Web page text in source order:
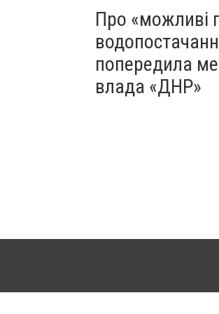
Про «можливі
попередила
влада «ДНР»